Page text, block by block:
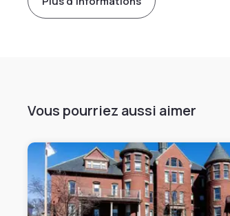
Vous pourriez aussi aimer